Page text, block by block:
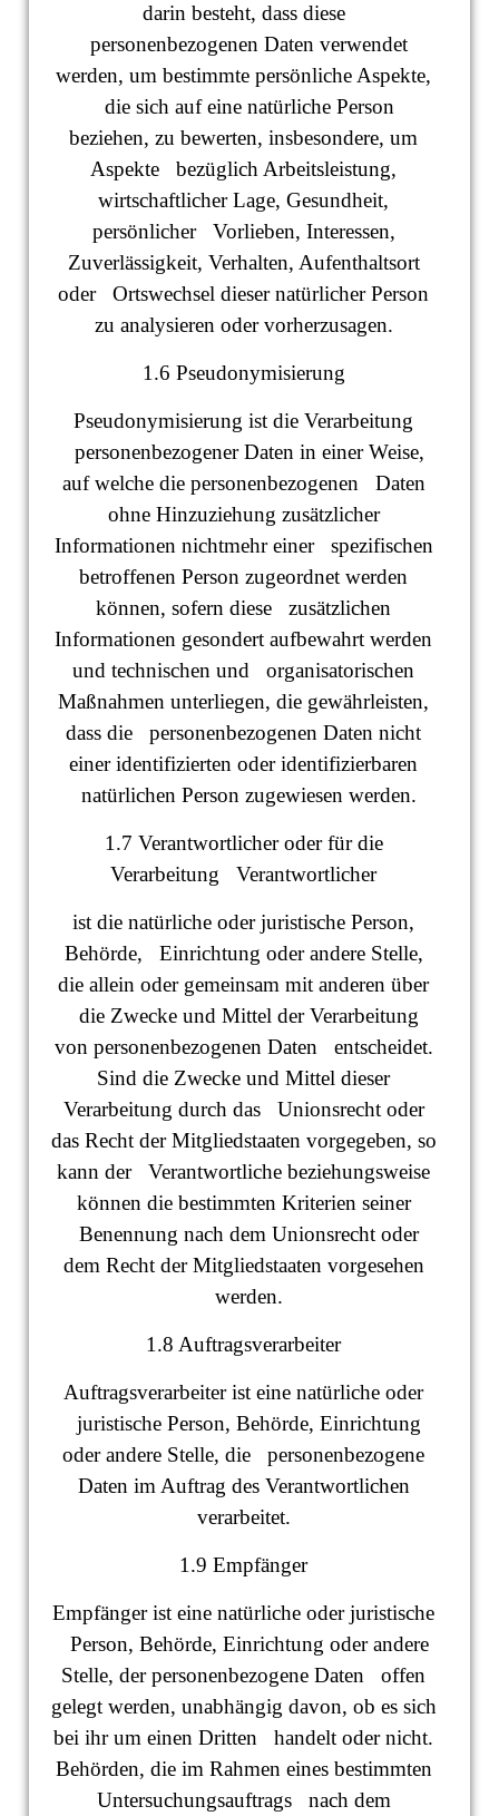
darin besteht, dass diese
personenbezogenen Daten verwendet
werden, um bestimmte persönliche Aspekte,
die sich auf eine natürliche Person
beziehen, zu bewerten, insbesondere, um
Aspekte bezüglich Arbeitsleistung,
wirtschaftlicher Lage, Gesundheit,
persönlicher Vorlieben, Interessen,
Zuverlässigkeit, Verhalten, Aufenthaltsort
oder Ortswechsel dieser natürlicher Person
zu analysieren oder vorherzusagen.
1.6 Pseudonymisierung
Pseudonymisierung ist die Verarbeitung
personenbezogener Daten in einer Weise,
auf welche die personenbezogenen Daten
ohne Hinzuziehung zusätzlicher
Informationen nichtmehr einer spezifischen
betroffenen Person zugeordnet werden
können, sofern diese zusätzlichen
Informationen gesondert aufbewahrt werden
und technischen und organisatorischen
Maßnahmen unterliegen, die gewährleisten,
dass die personenbezogenen Daten nicht
einer identifizierten oder identifizierbaren
natürlichen Person zugewiesen werden.
1.7 Verantwortlicher oder für die
Verarbeitung Verantwortlicher
ist die natürliche oder juristische Person,
Behörde, Einrichtung oder andere Stelle,
die allein oder gemeinsam mit anderen über
die Zwecke und Mittel der Verarbeitung
von personenbezogenen Daten entscheidet.
Sind die Zwecke und Mittel dieser
Verarbeitung durch das Unionsrecht oder
das Recht der Mitgliedstaaten vorgegeben, so
kann der Verantwortliche beziehungsweise
können die bestimmten Kriterien seiner
Benennung nach dem Unionsrecht oder
dem Recht der Mitgliedstaaten vorgesehen
werden.
1.8 Auftragsverarbeiter
Auftragsverarbeiter ist eine natürliche oder
juristische Person, Behörde, Einrichtung
oder andere Stelle, die personenbezogene
Daten im Auftrag des Verantwortlichen
verarbeitet.
1.9 Empfänger
Empfänger ist eine natürliche oder juristische
Person, Behörde, Einrichtung oder andere
Stelle, der personenbezogene Daten offen
gelegt werden, unabhängig davon, ob es sich
bei ihr um einen Dritten handelt oder nicht.
Behörden, die im Rahmen eines bestimmten
Untersuchungsauftrags nach dem